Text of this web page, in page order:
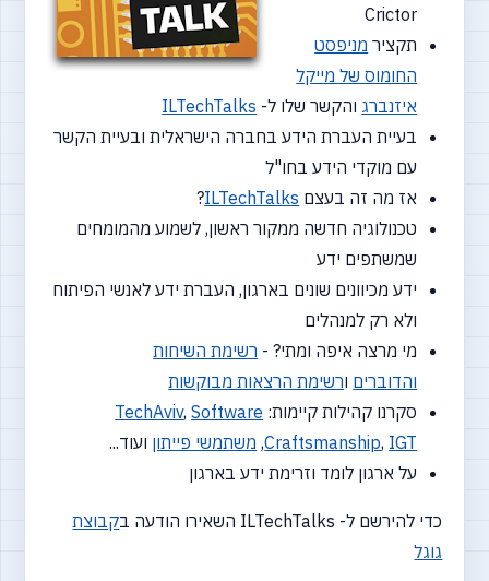
Crictor
תקציר מניפסט
החומוס של מייקל
איזנברג והקשר שלו ל- ILTechTalks
בעיית העברת הידע בחברה הישראלית ובעיית הקשר
עם מוקדי הידע בחו"ל
אז מה זה בעצם ILTechTalks
?
טכנולוגיה חדשה ממקור ראשון, לשמוע מהמומחים
שמשתפים ידע
ידע מכיוונים שונים בארגון, העברת ידע לאנשי הפיתוח
ולא רק למנהלים
מי מרצה איפה ומתי? - רשימת השיחות
והדוברים ורשימת הרצאות מבוקשות
סקרנו קהילות קיימות:
TechAviv,Software
Craftsmanship, IGT
, משתמשי פייתון ועוד...
על ארגון לומד וזרימת ידע בארגון
כדי להירשם ל- ILTechTalks השאירו הודעה ב
קבוצת
גוגל